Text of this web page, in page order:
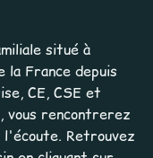
situé à
la France depuis
CE, CSE et
vous rencontrerez
Retrouvez